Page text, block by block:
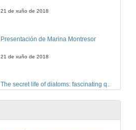
21 de xuño de 2018
Presentación de Marina Montresor
21 de xuño de 2018
The secret life of diatoms: fascinating questions from unicellular microalgae
21 de xuño de 2018